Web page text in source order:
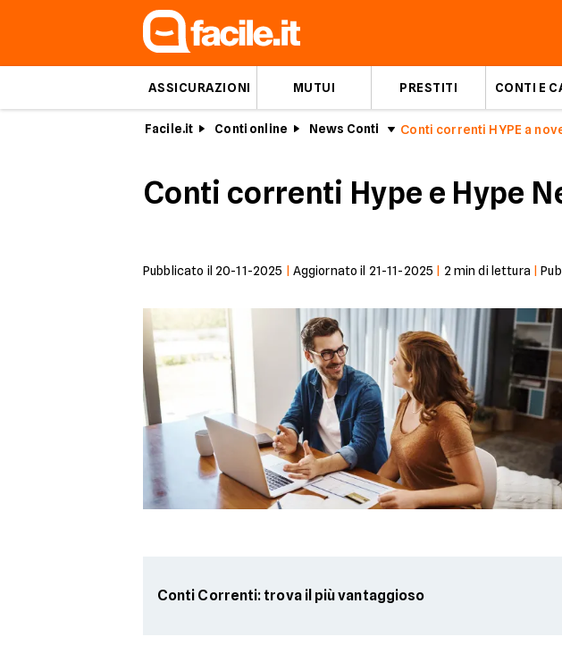
ASSICURAZIONI MUTUI PRESTITI CONTI E
Facile.it Conti online News Conti
Conti correnti Hype e Hype
Pubblicato il 20-11-2025 Aggiornato il 21-11-2025 2 min di lettura |
Conti Correnti: trova il più vantaggioso